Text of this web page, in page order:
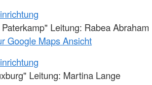
Leitung: Rabea Abraham
Google Maps Ansicht
Leitung: Martina Lange